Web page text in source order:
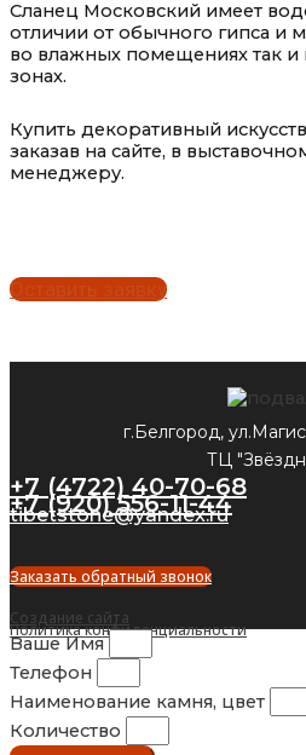
Сланец Московский имеет
отличии от обычного гипса и
во влажных помещениях так и
зонах.
Купить декоративный
заказав на сайте, в
менеджеру.
Оставить заявку
г.Белгород,
ТЦ
+7 (4722) 40-70-68
+7 (920) 556-11-44
tibetstone@yandex.ru
Заказать обратный звонок
Политика конфиденциальности
Создание сайта
Ваше Имя
Телефон
Наименование камня, цвет
Количество